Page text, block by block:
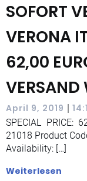
SOFORT
VERONA
62,00
VERSAND
April 9, 2019 |
SPECIAL PRICE:
21018 Product
Availability: […]
Weiterlesen